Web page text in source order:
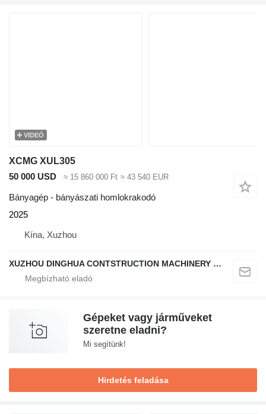
VIDEÓ
XCMG XUL305
50 000 USD
≈ 15 860 000 Ft ≈ 43 540 EUR
Bányagép - bányászati homlokrakodó
2025
Kína, Xuzhou
XUZHOU DINGHUA CONTSTRUCTION MACHINERY CO., LTD.
Gépeket vagy járműveket
szeretne eladni?
Mi segítünk!
Hirdetés feladása